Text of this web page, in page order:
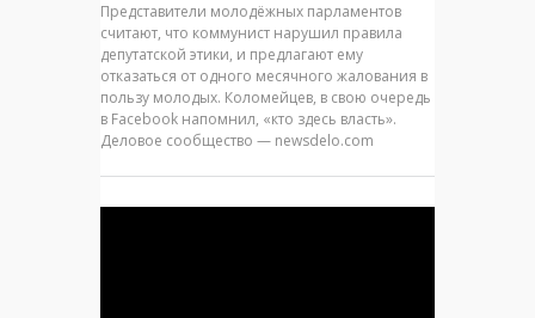
Представители молодёжных парламентов
считают, что коммунист нарушил правила
депутатской этики, и предлагают ему
отказаться от одного месячного жалования в
пользу молодых. Коломейцев, в свою очередь
в Facebook напомнил, «кто здесь власть».
Деловое сообщество — newsdelo.com